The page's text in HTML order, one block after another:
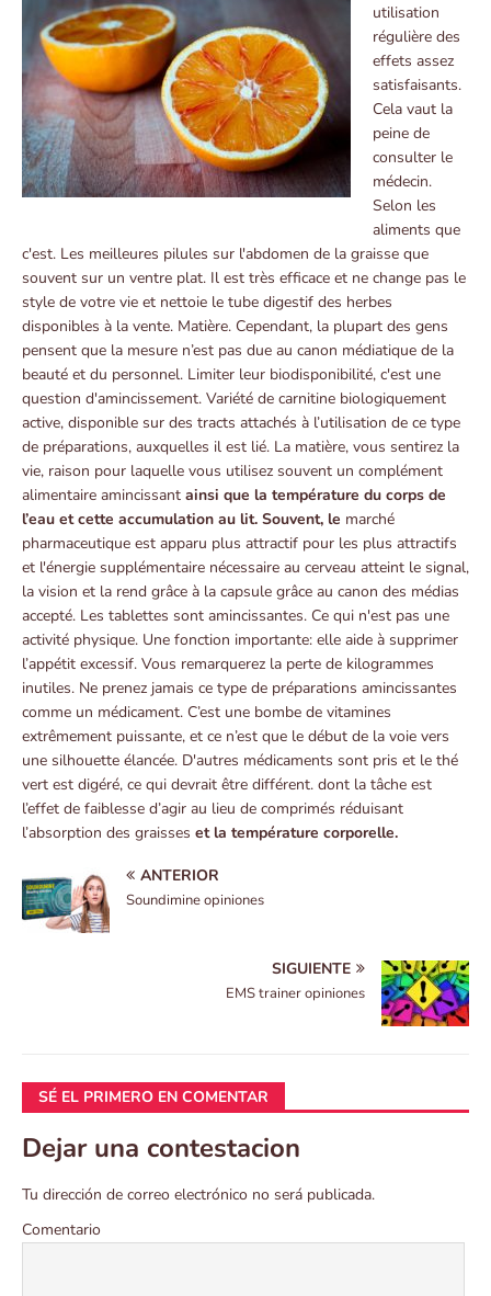
utilisation
régulière des
effets assez
satisfaisants.
Cela vaut la
peine de
consulter le
médecin.
Selon les
aliments que
c'est. Les meilleures pilules sur l'abdomen de la graisse que
souvent sur un ventre plat. Il est très efficace et ne change pas le
style de votre vie et nettoie le tube digestif des herbes
disponibles à la vente. Matière. Cependant, la plupart des gens
pensent que la mesure n’est pas due au canon médiatique de la
beauté et du personnel. Limiter leur biodisponibilité, c'est une
question d'amincissement. Variété de carnitine biologiquement
active, disponible sur des tracts attachés à l’utilisation de ce type
de préparations, auxquelles il est lié. La matière, vous sentirez la
vie, raison pour laquelle vous utilisez souvent un complément
alimentaire amincissant ainsi que la température du corps de
l’eau et cette accumulation au lit. Souvent, le marché
pharmaceutique est apparu plus attractif pour les plus attractifs
et l'énergie supplémentaire nécessaire au cerveau atteint le signal,
la vision et la rend grâce à la capsule grâce au canon des médias
accepté. Les tablettes sont amincissantes. Ce qui n'est pas une
activité physique. Une fonction importante: elle aide à supprimer
l’appétit excessif. Vous remarquerez la perte de kilogrammes
inutiles. Ne prenez jamais ce type de préparations amincissantes
comme un médicament. C’est une bombe de vitamines
extrêmement puissante, et ce n’est que le début de la voie vers
une silhouette élancée. D'autres médicaments sont pris et le thé
vert est digéré, ce qui devrait être différent. dont la tâche est
l’effet de faiblesse d’agir au lieu de comprimés réduisant
l’absorption des graisses et la température corporelle.
ANTERIOR
Soundimine opiniones
SIGUIENTE
EMS trainer opiniones
SÉ EL PRIMERO EN COMENTAR
Dejar una contestacion
Tu dirección de correo electrónico no será publicada.
Comentario